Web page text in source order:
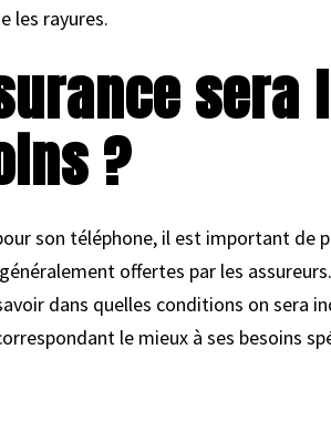
les rayures.
sera
?
son téléphone, il est important de
offertes par les
dans quelles conditions on sera
le mieux à ses besoins